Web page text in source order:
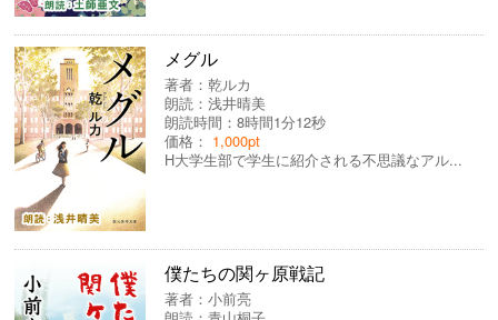
メグル
著者：乾ルカ
朗読：浅井晴美
朗読時間：8時間1分12秒
価格： 1,000pt
H大学生部で学生に紹介される不思議なアル...
僕たちの関ヶ原戦記
著者：小前亮